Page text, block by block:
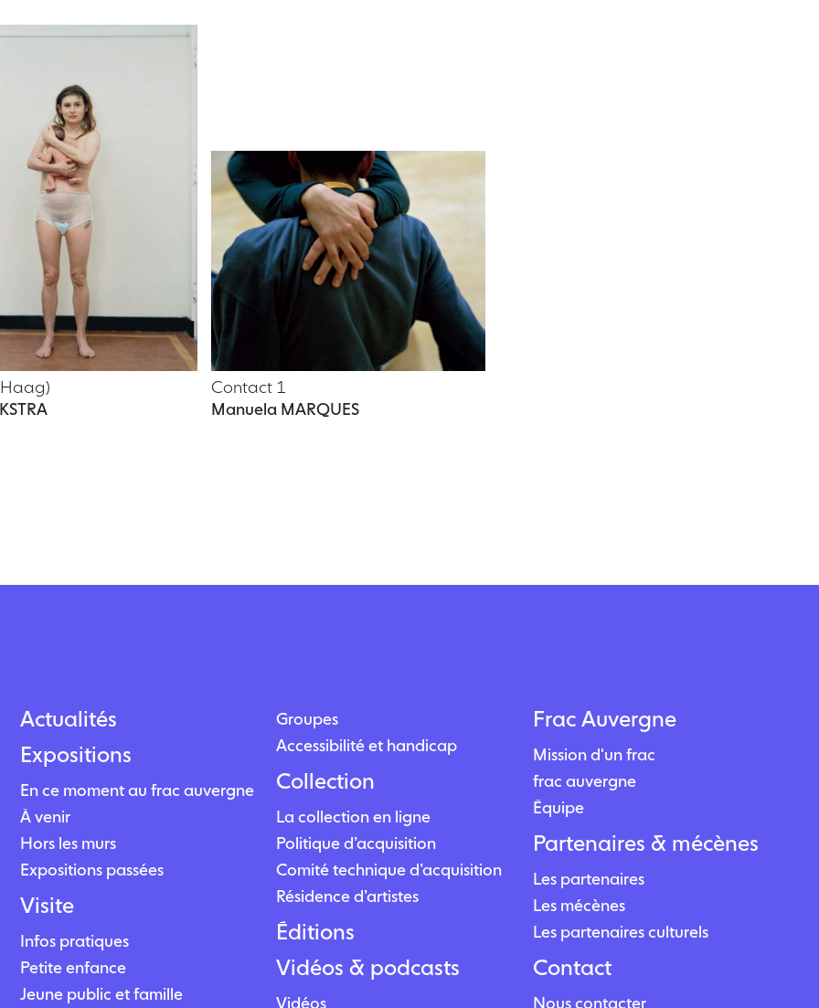
Contact 1
Manuela MARQUES
Actualités
Expositions
En ce moment au frac auvergne
À venir
Hors les murs
Expositions passées
Visite
Infos pratiques
Petite enfance
Jeune public et famille
Groupes
Accessibilité et handicap
Collection
La collection en ligne
Politique d’acquisition
Comité technique d’acquisition
Résidence d’artistes
Éditions
Vidéos & podcasts
Vidéos
Frac Auvergne
Mission d'un frac
frac auvergne
Équipe
Partenaires & mécènes
Les partenaires
Les mécènes
Les partenaires culturels
Contact
Nous contacter